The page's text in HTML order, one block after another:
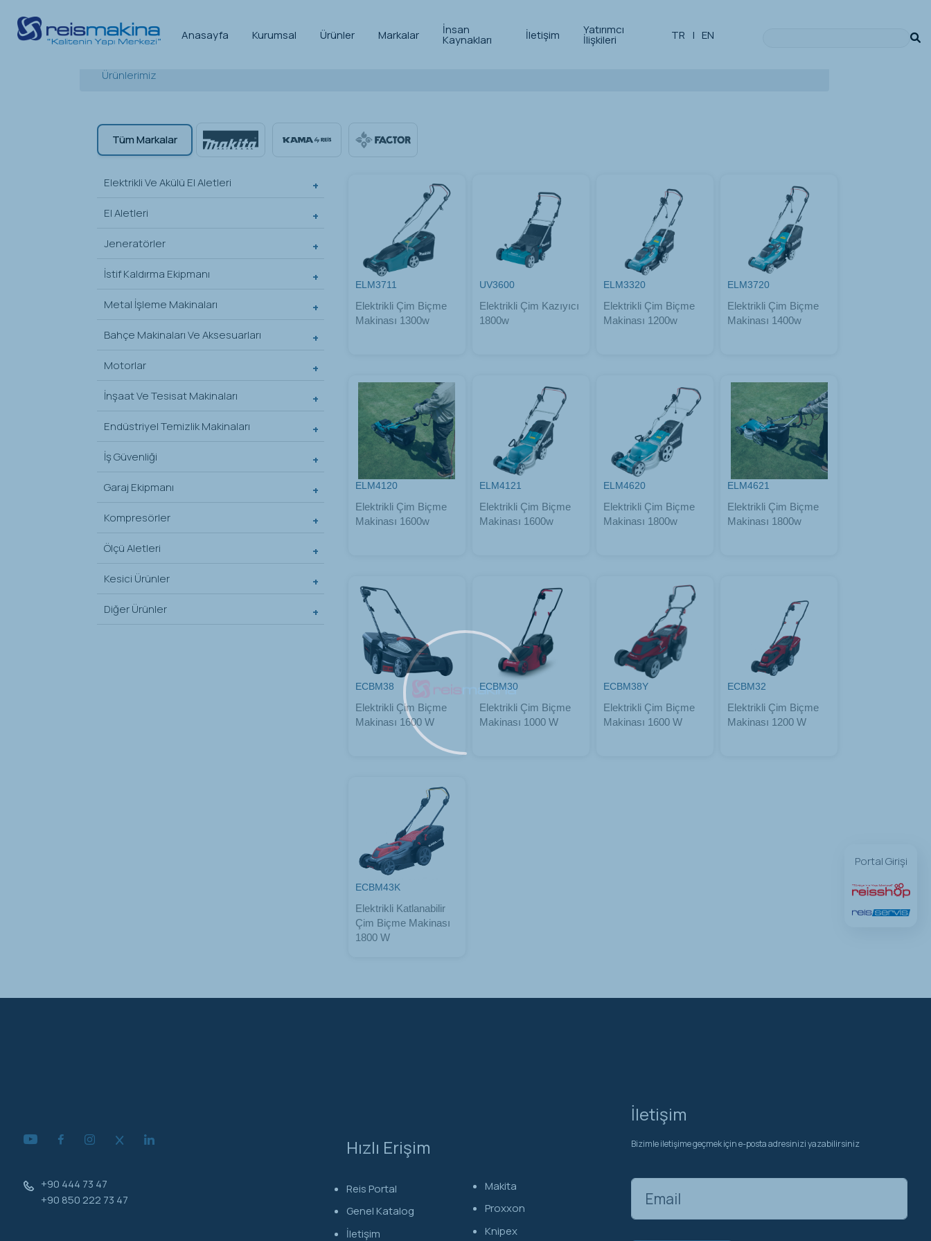
Anasayfa Kurumsal Ürünler Markalar İnsan
Kaynakları İletişim Yatırımcı
İlişkileri TR | EN
Ürünlerimiz
Tüm Markalar
Elektrikli Ve Akülü El Aletleri
El Aletleri
Jeneratörler
İstif Kaldırma Ekipmanı
Metal İşleme Makinaları
Bahçe Makinaları Ve Aksesuarları
Motorlar
İnşaat Ve Tesisat Makinaları
Endüstriyel Temizlik Makinaları
İş Güvenliği
Garaj Ekipmanı
Kompresörler
Ölçü Aletleri
Kesici Ürünler
Diğer Ürünler
ELM3711
Elektrikli Çim Biçme
Makinası 1300w
UV3600
Elektrikli Çim Kazıyıcı
1800w
ELM3320
Elektrikli Çim Biçme
Makinası 1200w
ELM3720
Elektrikli Çim Biçme
Makinası 1400w
ELM4120
Elektrikli Çim Biçme
Makinası 1600w
ELM4121
Elektrikli Çim Biçme
Makinası 1600w
ELM4620
Elektrikli Çim Biçme
Makinası 1800w
ELM4621
Elektrikli Çim Biçme
Makinası 1800w
ECBM38
Elektrikli Çim Biçme
Makinası 1600 W
ECBM30
Elektrikli Çim Biçme
Makinası 1000 W
ECBM38Y
Elektrikli Çim Biçme
Makinası 1600 W
ECBM32
Elektrikli Çim Biçme
Makinası 1200 W
ECBM43K
Elektrikli Katlanabilir
Çim Biçme Makinası
1800 W
Portal Girişi
+90 444 73 47
+90 850 222 73 47
Hızlı Erişim
Reis Portal
Genel Katalog
İletişim
Makita
Proxxon
Knipex
İletişim
Bizimle iletişime geçmek için e-posta adresinizi yazabilirsiniz